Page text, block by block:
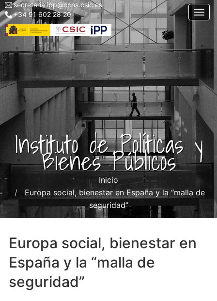
Pasar
al
contenido
Menu
top
left
secretaria.ipp@cchs.csic.es
+34 91 602 28 20
Instituto de Políticas y
Bienes Públicos
Inicio
Europa social, bienestar en España y la “malla de
seguridad”
Europa social, bienestar en
España y la “malla de
seguridad”